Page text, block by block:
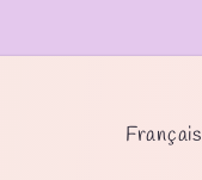
LFrançais